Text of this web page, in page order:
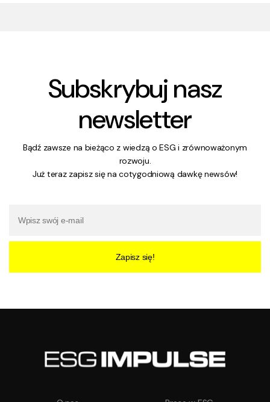
Subskrybuj nasz
newsletter
Bądź zawsze na bieżąco z wiedzą o ESG i zrównoważonym
rozwoju.
Już teraz zapisz się na cotygodniową dawkę newsów!
Zapisz się!